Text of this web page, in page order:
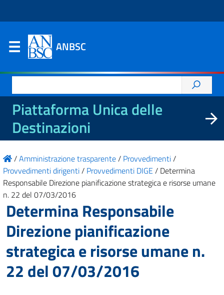
ANBSC
per:
Piattaforma Unica delle
Destinazioni
/Amministrazione trasparente/ Provvedimenti/
Provvedimenti dirigenti/ Provvedimenti DIGE / Determina
Responsabile Direzione pianificazione strategica e risorse umane
n. 22 del 07/03/2016
Determina Responsabile
Direzione pianificazione
strategica e risorse umane n.
22 del 07/03/2016